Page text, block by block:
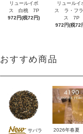
リュールイボ
ス 白桃 7P
972円(税72円)
リュールイ
ス ラ・フ
ス 7P
972円(税72
おすすめ商品
サバラ
2026年春夏